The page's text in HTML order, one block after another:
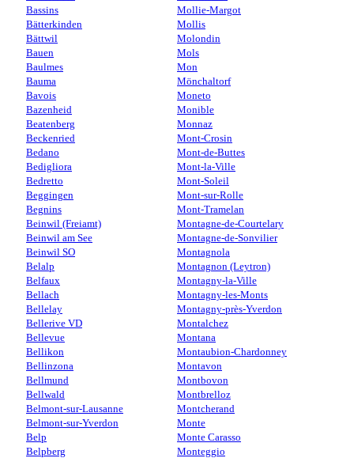
Bassins
Bätterkinden
Bättwil
Bauen
Baulmes
Bauma
Bavois
Bazenheid
Beatenberg
Beckenried
Bedano
Bedigliora
Bedretto
Beggingen
Begnins
Beinwil (Freiamt)
Beinwil am See
Beinwil SO
Belalp
Belfaux
Bellach
Bellelay
Bellerive VD
Bellevue
Bellikon
Bellinzona
Bellmund
Bellwald
Belmont-sur-Lausanne
Belmont-sur-Yverdon
Belp
Belpberg
Mollie-Margot
Mollis
Molondin
Mols
Mon
Mönchaltorf
Moneto
Monible
Monnaz
Mont-Crosin
Mont-de-Buttes
Mont-la-Ville
Mont-Soleil
Mont-sur-Rolle
Mont-Tramelan
Montagne-de-Courtelary
Montagne-de-Sonvilier
Montagnola
Montagnon (Leytron)
Montagny-la-Ville
Montagny-les-Monts
Montagny-près-Yverdon
Montalchez
Montana
Montaubion-Chardonney
Montavon
Montbovon
Montbrelloz
Montcherand
Monte
Monte Carasso
Monteggio